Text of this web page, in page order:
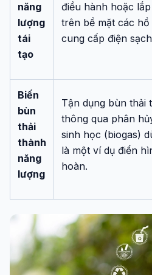
năng
lượng
tái
tạo
điều hành hoặc
trên bề mặt các
cung cấp điện
Biến
bùn
thải
thành
năng
lượng
Tận dụng bùn thải
thông qua phân
sinh học (biogas)
là một ví dụ điển
hoàn.